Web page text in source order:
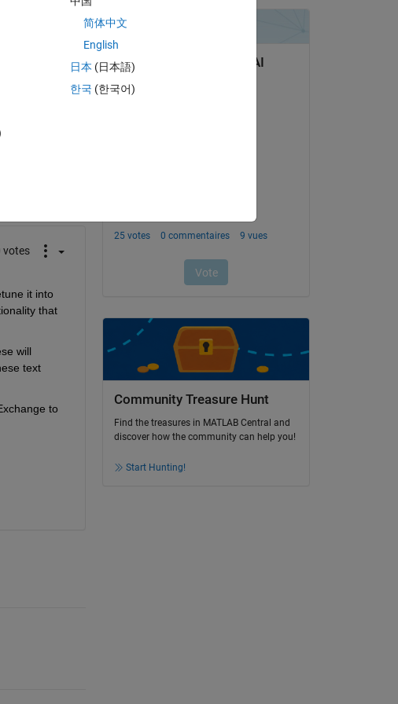
the
cette question.
votes
it into
that
will
text
to
Community Treasure Hunt
Find the treasures in MATLAB Central and
discover how the community can help you!
Start Hunting!
简体中文
English
日本 (日本語)
한국 (한국어)